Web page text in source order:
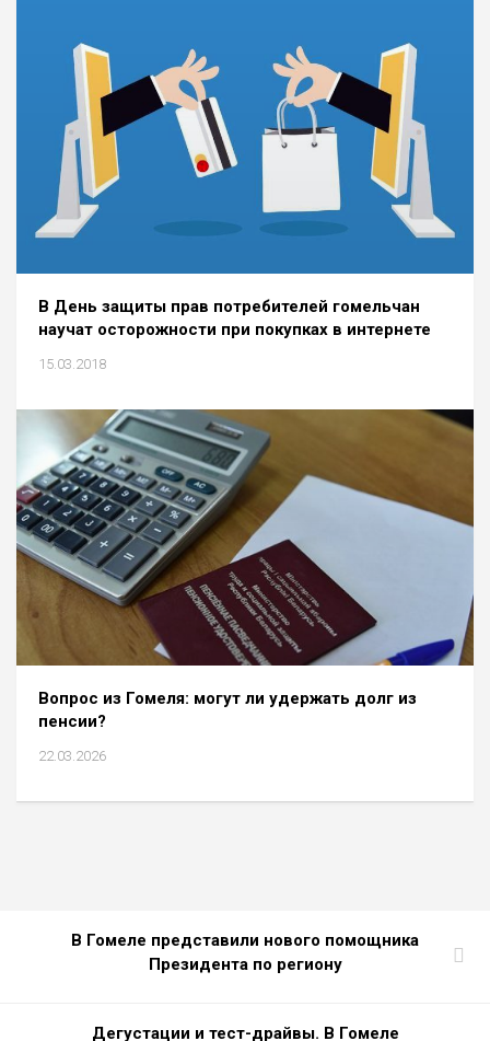
В День защиты прав потребителей гомельчан
научат осторожности при покупках в интернете
15.03.2018
Вопрос из Гомеля: могут ли удержать долг из
пенсии?
22.03.2026
В Гомеле представили нового помощника
Президента по региону
Дегустации и тест-драйвы. В Гомеле